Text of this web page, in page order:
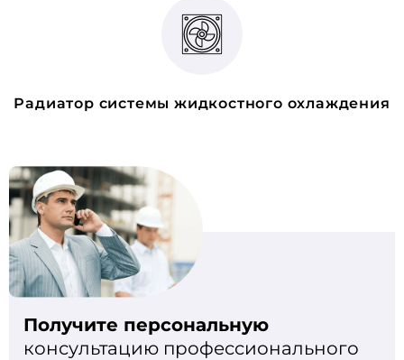
Радиатор системы жидкостного охлаждения
Получите персональную
консультацию профессионального